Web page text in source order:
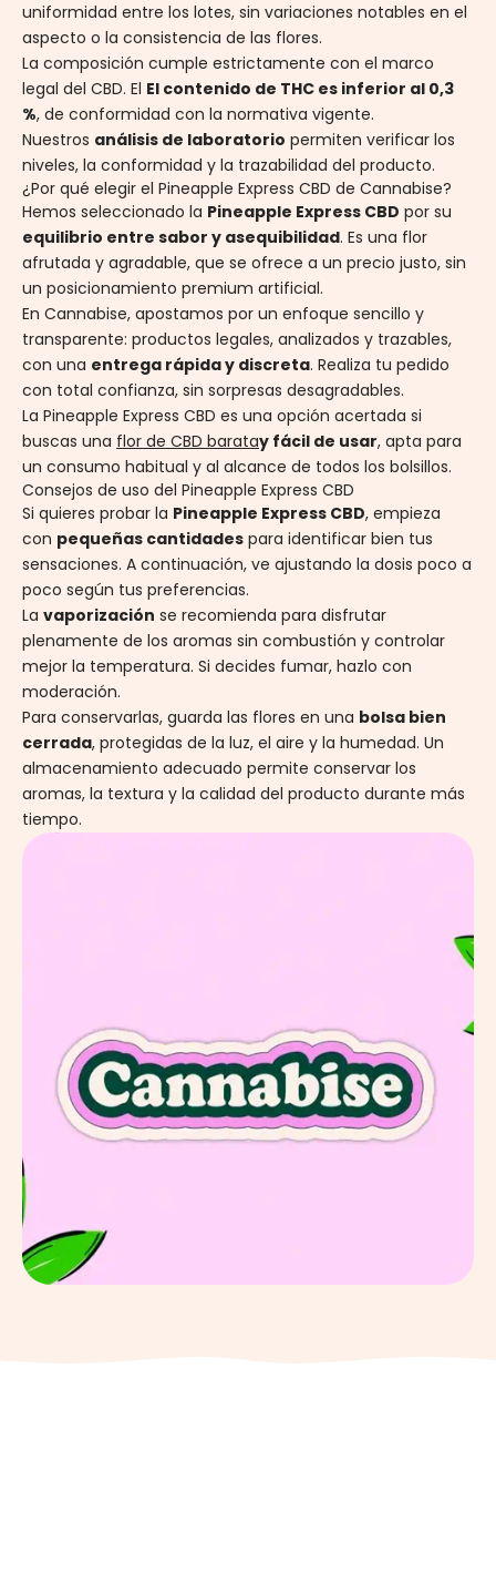
uniformidad entre los lotes, sin variaciones notables en el
aspecto o la consistencia de las flores.
La composición cumple estrictamente con el marco
legal del CBD. El El contenido de THC es inferior al 0,3
%, de conformidad con la normativa vigente.
Nuestros análisis de laboratorio permiten verificar los
niveles, la conformidad y la trazabilidad del producto.
¿Por qué elegir el Pineapple Express CBD de Cannabise?
Hemos seleccionado la Pineapple Express CBD por su
equilibrio entre sabor y asequibilidad. Es una flor
afrutada y agradable, que se ofrece a un precio justo, sin
un posicionamiento premium artificial.
En Cannabise, apostamos por un enfoque sencillo y
transparente: productos legales, analizados y trazables,
con una entrega rápida y discreta. Realiza tu pedido
con total confianza, sin sorpresas desagradables.
La Pineapple Express CBD es una opción acertada si
buscas una flor de CBD baratay fácil de usar, apta para
un consumo habitual y al alcance de todos los bolsillos.
Consejos de uso del Pineapple Express CBD
Si quieres probar la Pineapple Express CBD, empieza
con pequeñas cantidades para identificar bien tus
sensaciones. A continuación, ve ajustando la dosis poco a
poco según tus preferencias.
La vaporización se recomienda para disfrutar
plenamente de los aromas sin combustión y controlar
mejor la temperatura. Si decides fumar, hazlo con
moderación.
Para conservarlas, guarda las flores en una bolsa bien
cerrada, protegidas de la luz, el aire y la humedad. Un
almacenamiento adecuado permite conservar los
aromas, la textura y la calidad del producto durante más
tiempo.